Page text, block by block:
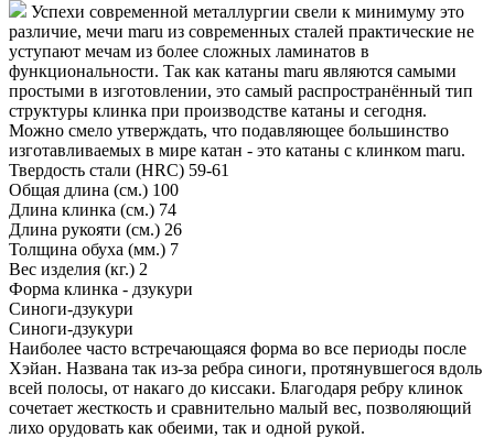
Успехи современной металлургии свели к минимуму это
различие, мечи maru из современных сталей практические не
уступают мечам из более сложных ламинатов в
функциональности. Так как катаны maru являются самыми
простыми в изготовлении, это самый распространённый тип
структуры клинка при производстве катаны и сегодня.
Можно смело утверждать, что подавляющее большинство
изготавливаемых в мире катан - это катаны с клинком maru.
Твердость стали (HRC) 59-61
Общая длина (см.) 100
Длина клинка (см.) 74
Длина рукояти (см.) 26
Толщина обуха (мм.) 7
Вес изделия (кг.) 2
Форма клинка - дзукури
Синоги-дзукури
Синоги-дзукури
Наиболее часто встречающаяся форма во все периоды после
Хэйан. Названа так из-за ребра синоги, протянувшегося вдоль
всей полосы, от накаго до киссаки. Благодаря ребру клинок
сочетает жесткость и сравнительно малый вес, позволяющий
лихо орудовать как обеими, так и одной рукой.